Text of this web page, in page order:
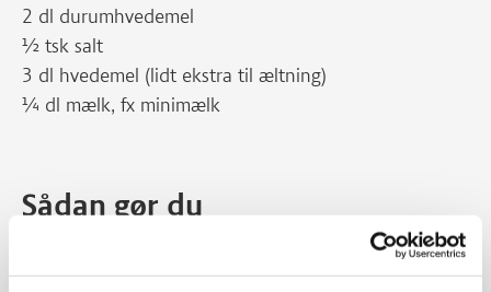
2 dl durumhvedemel
½ tsk salt
3 dl hvedemel (lidt ekstra til æltning)
¼ dl mælk, fx minimælk
Sådan gør du
Hæld 1 dl kogende vand og 1½ dl koldt vand i en
skål. Vandet må kun være lunkent, når gæren